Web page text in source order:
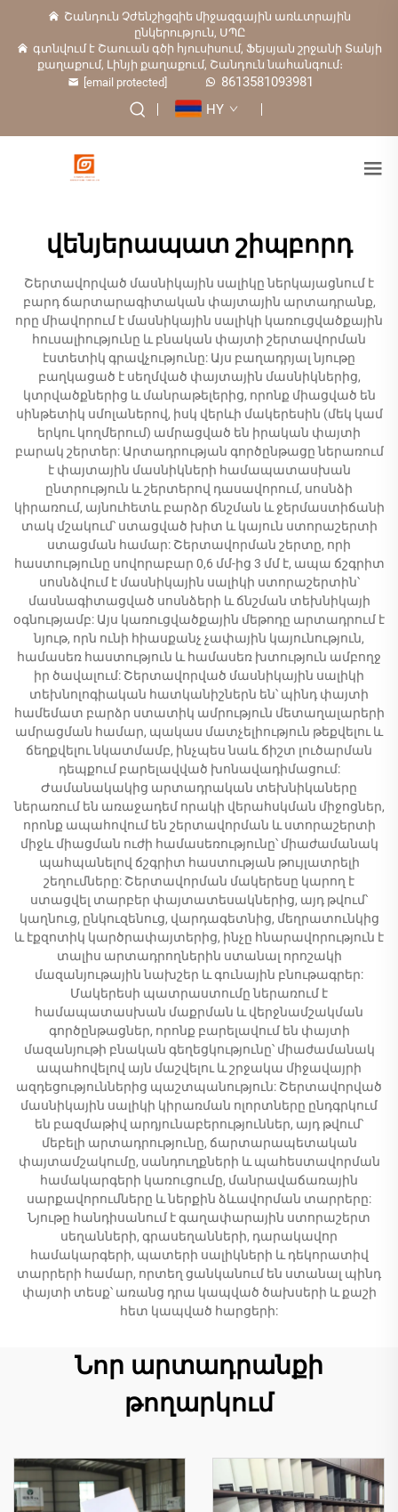
Շանդուն Չժենշիցզիե միջազգային առևտրային
ընկերություն, ՍՊԸ
գտնվում է Շաուան գծի հյուսիսում, Ֆեյսյան շրջանի Տանյի
քաղաքում, Լինյի քաղաքում, Շանդուն նահանգում։
[email protected]
8613581093981
HY
վենյերապատ շիպբորդ
Շերտավորված մասնիկային սալիկը ներկայացնում է
բարդ ճարտարագիտական փայտային արտադրանք,
որը միավորում է մասնիկային սալիկի կառուցվածքային
հուսալիությունը և բնական փայտի շերտավորման
էստետիկ գրավչությունը: Այս բաղադրյալ նյութը
բաղկացած է սեղմված փայտային մասնիկներից,
կտրվածքներից և մանրաթելերից, որոնք միացված են
սինթետիկ սմոլաներով, իսկ վերևի մակերեսին (մեկ կամ
երկու կողմերում) ամրացված են իրական փայտի
բարակ շերտեր: Արտադրության գործընթացը ներառում
է փայտային մասնիկների համապատասխան
ընտրություն և շերտերով դասավորում, սոսնձի
կիրառում, այնուհետև բարձր ճնշման և ջերմաստիճանի
տակ մշակում՝ ստացված խիտ և կայուն ստորաշերտի
ստացման համար: Շերտավորման շերտը, որի
հաստությունը սովորաբար 0,6 մմ-ից 3 մմ է, ապա ճշգրիտ
սոսնձվում է մասնիկային սալիկի ստորաշերտին՝
մասնագիտացված սոսնձերի և ճնշման տեխնիկայի
օգնությամբ: Այս կառուցվածքային մեթոդը արտադրում է
նյութ, որն ունի հիասքանչ չափային կայունություն,
համասեռ հաստություն և համասեռ խտություն ամբողջ
իր ծավալում: Շերտավորված մասնիկային սալիկի
տեխնոլոգիական հատկանիշներն են՝ պինդ փայտի
համեմատ բարձր ստատիկ ամրություն մետաղալարերի
ամրացման համար, պակաս մատչելիություն թեքվելու և
ճեղքվելու նկատմամբ, ինչպես նաև ճիշտ լուծարման
դեպքում բարելավված խոնավադիմացում:
Ժամանակակից արտադրական տեխնիկաները
ներառում են առաջադեմ որակի վերահսկման միջոցներ,
որոնք ապահովում են շերտավորման և ստորաշերտի
միջև միացման ուժի համասեռությունը՝ միաժամանակ
պահպանելով ճշգրիտ հաստության թույլատրելի
շեղումները: Շերտավորման մակերեսը կարող է
ստացվել տարբեր փայտատեսակներից, այդ թվում՝
կաղնուց, ընկուզենուց, վարդագետնից, մեղրատունկից
և էքզոտիկ կարծրափայտերից, ինչը հնարավորություն է
տալիս արտադրողներին ստանալ որոշակի
մազանյութային նախշեր և գունային բնութագրեր:
Մակերեսի պատրաստումը ներառում է
համապատասխան մաքրման և վերջնամշակման
գործընթացներ, որոնք բարելավում են փայտի
մազանյութի բնական գեղեցկությունը՝ միաժամանակ
ապահովելով այն մաշվելու և շրջակա միջավայրի
ազդեցություններից պաշտպանություն: Շերտավորված
մասնիկային սալիկի կիրառման ոլորտները ընդգրկում
են բազմաթիվ արդյունաբերություններ, այդ թվում՝
մեբելի արտադրությունը, ճարտարապետական
փայտամշակումը, սանդուղքների և պահեստավորման
համակարգերի կառուցումը, մանրավաճառային
սարքավորումները և ներքին ձևավորման տարրերը:
Նյութը հանդիսանում է գաղափարային ստորաշերտ
սեղանների, գրասեղանների, դարակավոր
համակարգերի, պատերի սալիկների և դեկորատիվ
տարրերի համար, որտեղ ցանկանում են ստանալ պինդ
փայտի տեսք՝ առանց դրա կապված ծախսերի և քաշի
հետ կապված հարցերի:
Նոր արտադրանքի
թողարկում